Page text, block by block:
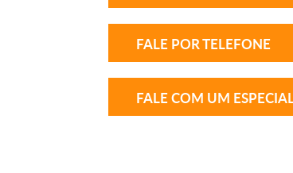
FALE POR TELEFONE
FALE COM UM